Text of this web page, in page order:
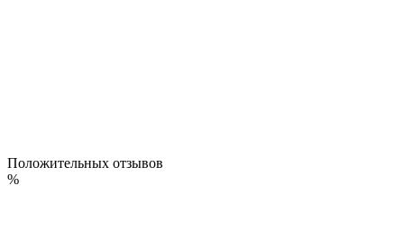
Положительных отзывов
%